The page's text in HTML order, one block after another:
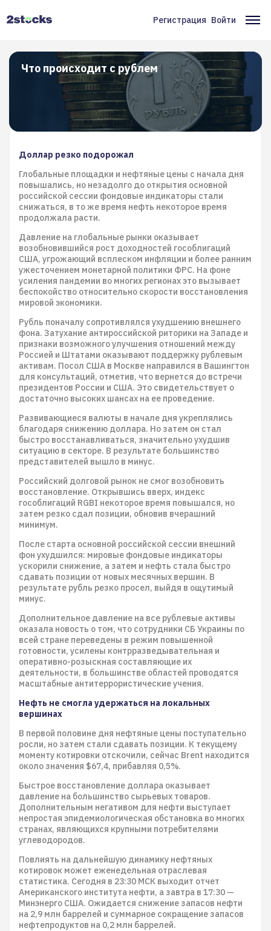
Меню
учётной
записи
пользователя
Регистрация Войти
Что происходит с рублем
Доллар резко подорожал
Глобальные площадки и нефтяные цены с начала дня
повышались, но незадолго до открытия основной
российской сессии фондовые индикаторы стали
снижаться, в то же время нефть некоторое время
продолжала расти.
Давление на глобальные рынки оказывает
возобновившийся рост доходностей гособлигаций
США, угрожающий всплеском инфляции и более ранним
ужесточением монетарной политики ФРС. На фоне
усиления пандемии во многих регионах это вызывает
беспокойство относительно скорости восстановления
мировой экономики.
Рубль поначалу сопротивлялся ухудшению внешнего
фона. Затухание антироссийской риторики на Западе и
признаки возможного улучшения отношений между
Россией и Штатами оказывают поддержку рублевым
активам. Посол США в Москве направился в Вашингтон
для консультаций, отметив, что вернется до встречи
президентов России и США. Это свидетельствует о
достаточно высоких шансах на ее проведение.
Развивающиеся валюты в начале дня укреплялись
благодаря снижению доллара. Но затем он стал
быстро восстанавливаться, значительно ухудшив
ситуацию в секторе. В результате большинство
представителей вышло в минус.
Российский долговой рынок не смог возобновить
восстановление. Открывшись вверх, индекс
гособлигаций RGBI некоторое время повышался, но
затем резко сдал позиции, обновив вчерашний
минимум.
После старта основной российской сессии внешний
фон ухудшился: мировые фондовые индикаторы
ускорили снижение, а затем и нефть стала быстро
сдавать позиции от новых месячных вершин. В
результате рубль резко просел, выйдя в ощутимый
минус.
Дополнительное давление на все рублевые активы
оказала новость о том, что сотрудники СБ Украины по
всей стране переведены в режим повышенной
готовности, усилены контрразведывательная и
оперативно-розыскная составляющие их
деятельности, в большинстве областей проводятся
масштабные антитеррористические учения.
Нефть не смогла удержаться на локальных
вершинах
В первой половине дня нефтяные цены поступательно
росли, но затем стали сдавать позиции. К текущему
моменту котировки отскочили, сейчас Brent находится
около значения $67,4, прибавляя 0,5%.
Быстрое восстановление доллара оказывает
давление на большинство сырьевых товаров.
Дополнительным негативом для нефти выступает
непростая эпидемиологическая обстановка во многих
странах, являющихся крупными потребителями
углеводородов.
Повлиять на дальнейшую динамику нефтяных
котировок может еженедельная отраслевая
статистика. Сегодня в 23:30 МСК выходит отчет
Американского института нефти, а завтра в 17:30 —
Минэнерго США. Ожидается снижение запасов нефти
на 2,9 млн баррелей и суммарное сокращение запасов
нефтепродуктов на 0,2 млн баррелей.